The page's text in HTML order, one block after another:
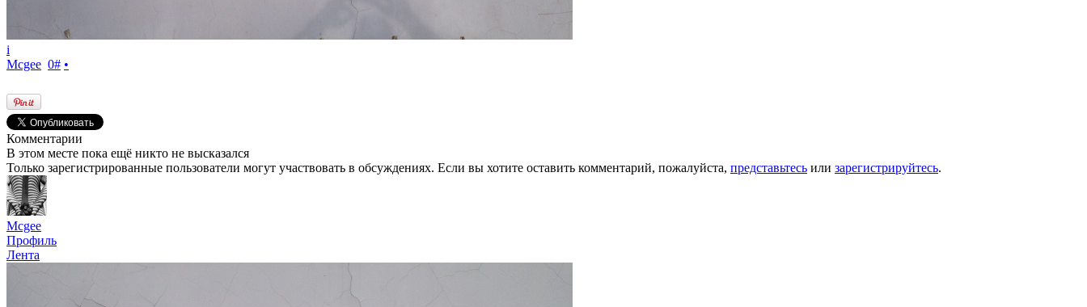
i
Mcgee 0# •
Комментарии
В этом месте пока ещё никто не высказался
Только зарегистрированные пользователи могут участвовать в обсуждениях. Если вы хотите оставить комментарий, пожалуйста, представьтесь или зарегистрируйтесь.
Mcgee
Профиль
Лента